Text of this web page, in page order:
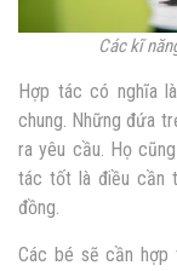
Các kĩ
Hợp tác có nghĩa
chung. Những đứa
ra yêu cầu. Họ
tác tốt là điều cần
đồng.
Các bé sẽ cần